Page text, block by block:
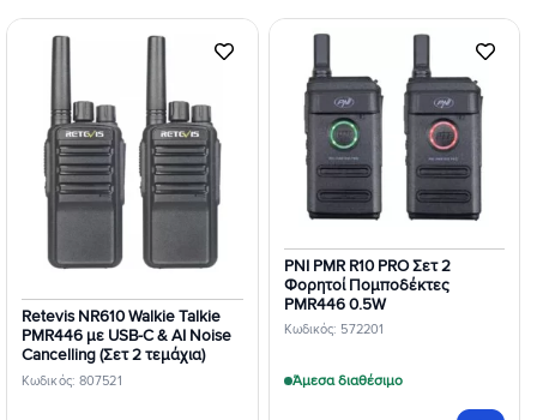
Επιθυμιών
Κωδικός: 807521
Retevis NR610 Walkie Talkie
PMR446 με USB-C & AI Noise
Cancelling (Σετ 2 τεμάχια)
Προσθήκη
στη Λίστα
Επιθυμιών
Κωδικός: 572201
PNI PMR R10 PRO Σετ 2
Φορητοί Πομποδέκτες
PMR446 0.5W
Άμεσα διαθέσιμο